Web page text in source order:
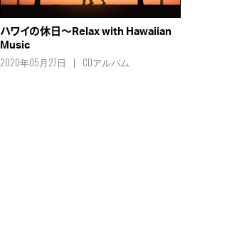
ハワイの休日～Relax with Hawaiian
Music
2020年05月27日 CDアルバム